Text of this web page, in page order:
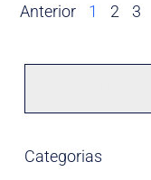
Anterior 1 2 3
Categorias